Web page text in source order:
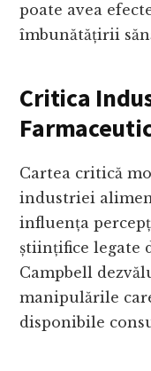
poate avea
îmbunătățirii
Critica
Cartea critică
industriei
influența
științifice legate
Campbell
manipulările
disponibile